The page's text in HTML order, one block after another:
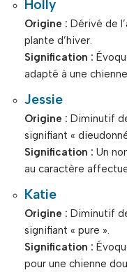
Holly
Origine : Dérivé de
plante d’hiver.
Signification :
adapté à une
Jessie
Origine : Diminutif
signifiant «
Signification : Un
au caractère
Katie
Origine : Diminutif
signifiant « pure ».
Signification :
pour une chienne